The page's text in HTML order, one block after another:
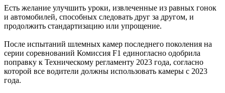
Есть желание улучшить уроки, извлеченные из равных гонок
и автомобилей, способных следовать друг за другом, и
продолжить стандартизацию или упрощение.
После испытаний шлемных камер последнего поколения на
серии соревнований Комиссия F1 единогласно одобрила
поправку к Техническому регламенту 2023 года, согласно
которой все водители должны использовать камеры с 2023
года.